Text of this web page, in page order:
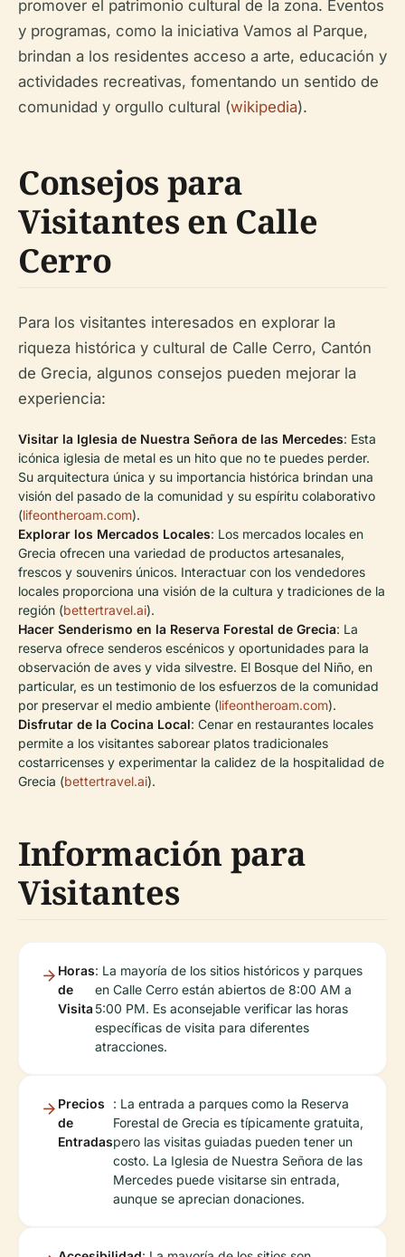
promover el patrimonio cultural de la zona. Eventos
y programas, como la iniciativa Vamos al Parque,
brindan a los residentes acceso a arte, educación y
actividades recreativas, fomentando un sentido de
comunidad y orgullo cultural (wikipedia).
Consejos para
Visitantes en Calle
Cerro
Para los visitantes interesados en explorar la
riqueza histórica y cultural de Calle Cerro, Cantón
de Grecia, algunos consejos pueden mejorar la
experiencia:
Visitar la Iglesia de Nuestra Señora de las Mercedes: Esta
icónica iglesia de metal es un hito que no te puedes perder.
Su arquitectura única y su importancia histórica brindan una
visión del pasado de la comunidad y su espíritu colaborativo
(lifeontheroam.com).
Explorar los Mercados Locales: Los mercados locales en
Grecia ofrecen una variedad de productos artesanales,
frescos y souvenirs únicos. Interactuar con los vendedores
locales proporciona una visión de la cultura y tradiciones de la
región (bettertravel.ai).
Hacer Senderismo en la Reserva Forestal de Grecia: La
reserva ofrece senderos escénicos y oportunidades para la
observación de aves y vida silvestre. El Bosque del Niño, en
particular, es un testimonio de los esfuerzos de la comunidad
por preservar el medio ambiente (lifeontheroam.com).
Disfrutar de la Cocina Local: Cenar en restaurantes locales
permite a los visitantes saborear platos tradicionales
costarricenses y experimentar la calidez de la hospitalidad de
Grecia (bettertravel.ai).
Información para
Visitantes
Horas
de
Visita
: La mayoría de los sitios históricos y parques
en Calle Cerro están abiertos de 8:00 AM a
5:00 PM. Es aconsejable verificar las horas
específicas de visita para diferentes
atracciones.
Precios
de
Entradas
: La entrada a parques como la Reserva
Forestal de Grecia es típicamente gratuita,
pero las visitas guiadas pueden tener un
costo. La Iglesia de Nuestra Señora de las
Mercedes puede visitarse sin entrada,
aunque se aprecian donaciones.